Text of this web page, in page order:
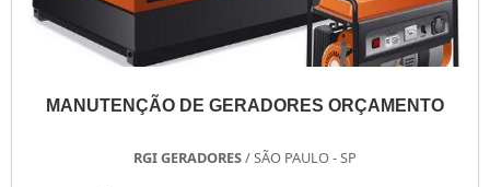
MANUTENÇÃO DE GERADORES ORÇAMENTO
RGI GERADORES/ SÃO PAULO - SP